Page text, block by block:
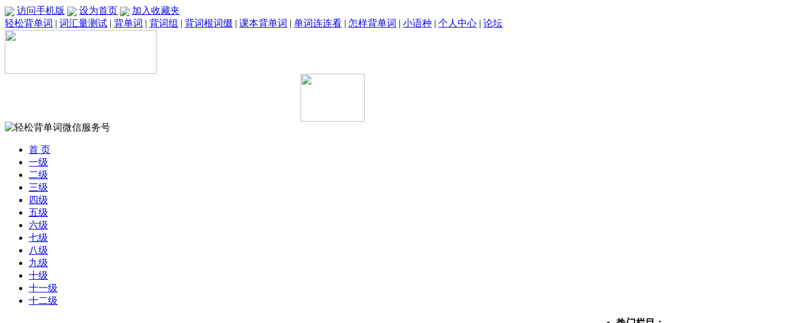
访问手机版 设为首页
加入收藏夹
轻松背单词 | 词汇量测试 | 背单词 | 背词组 | 背词根词缀 | 课本背单词 | 单词连连看 | 怎样背单词 | 小语种 | 个人中心 | 论坛
首 页
一级
二级
三级
四级
五级
六级
七级
八级
九级
十级
十一级
十二级